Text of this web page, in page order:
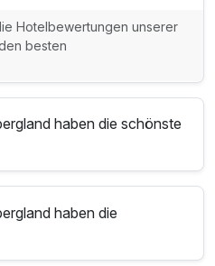
Hotelbewertungen unserer
besten
haben die schönste
haben die